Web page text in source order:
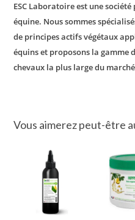
ESC Laboratoire est une
équine. Nous sommes
de principes actifs végétaux
équins et proposons la gamme
chevaux la plus large du
Vous aimerez peut-être